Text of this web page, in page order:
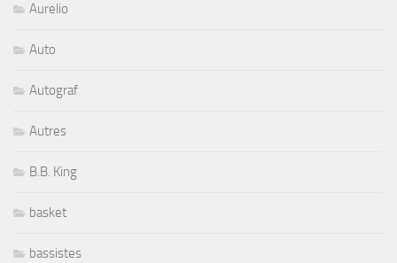
Aurelio
Auto
Autograf
Autres
B.B. King
basket
bassistes